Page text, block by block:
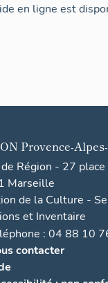
en ligne est
Provence-
Région - 27 place
Marseille
de la Culture -
et Inventaire
: 04 88 10
contacter